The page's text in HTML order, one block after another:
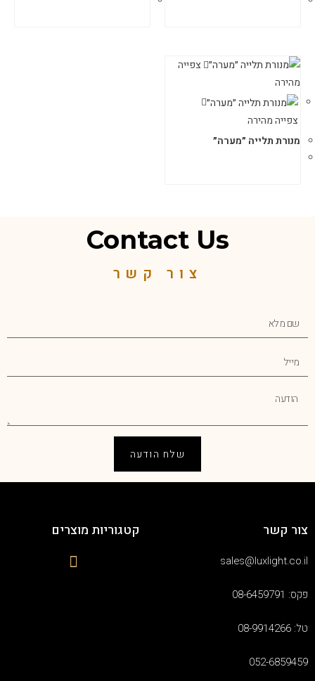
צפייה
מהירה
צפייה מהירה
מנורת תלייה ״מערה״
Contact Us
צור קשר
שלח הודעה
צור קשר
sales@luxlight.co.il
פקס: 08-6459791
טל: 08-9914266
052-6859459
קטגוריות מוצרים